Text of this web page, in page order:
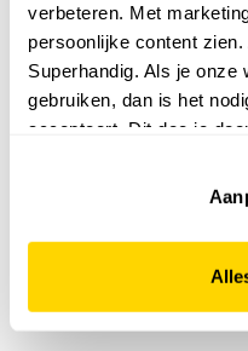
verbeteren. Met
persoonlijke content
Superhandig. Als je onze
gebruiken, dan is het
accepteert. Dit doe je
website niet optimaal